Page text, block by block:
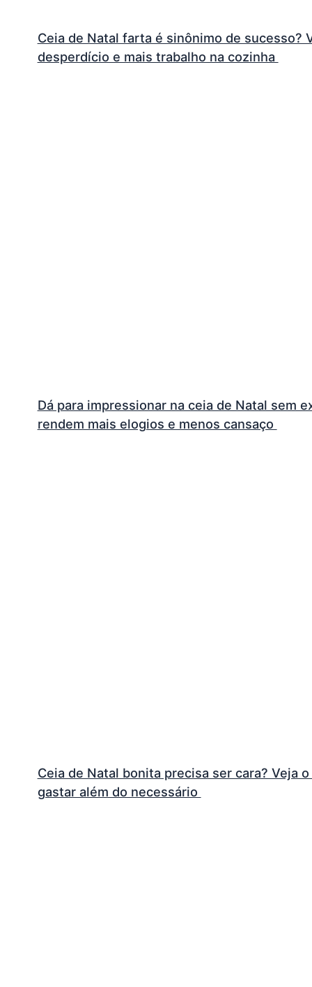
Ceia de Natal farta é sinônimo de sucesso?
desperdício e mais trabalho na cozinha
Dá para impressionar na ceia de Natal sem
rendem mais elogios e menos cansaço
Ceia de Natal bonita precisa ser cara? Veja
gastar além do necessário